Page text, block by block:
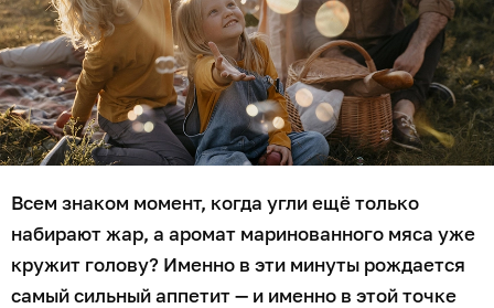
Всем знаком момент, когда угли ещё только
набирают жар, а аромат маринованного мяса уже
кружит голову? Именно в эти минуты рождается
самый сильный аппетит — и именно в этой точке